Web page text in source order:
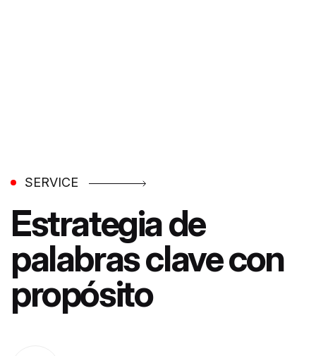
SERVICE
Estrategia de
palabras clave con
propósito